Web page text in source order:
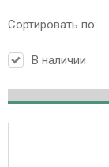
Сортировать по:
В наличии